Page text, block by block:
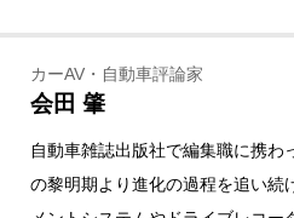
カーAV・自動車評論家
会田 肇
自動車雑誌出版社で編集職に携
の黎明期より進化の過程を追い続